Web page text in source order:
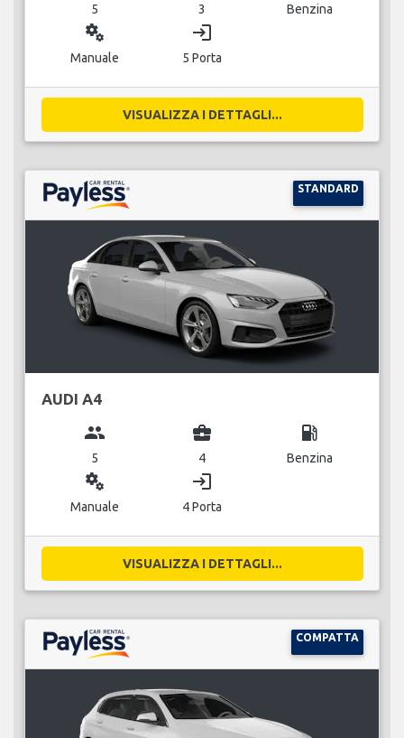
5 3 Benzina
miscellaneous_services
Manuale
login
5 Porta
VISUALIZZA I DETTAGLI...
STANDARD
AUDI A4
group
5
business_center
4
local_gas_station
Benzina
miscellaneous_services
Manuale
login
4 Porta
VISUALIZZA I DETTAGLI...
COMPATTA